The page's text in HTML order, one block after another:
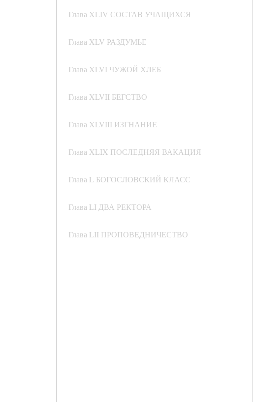
Глава XLIV СОСТАВ УЧАЩИХСЯ
Глава XLV РАЗДУМЬЕ
Глава XLVI ЧУЖОЙ ХЛЕБ
Глава XLVII БЕГСТВО
Глава XLVIII ИЗГНАНИЕ
Глава XLIX ПОСЛЕДНЯЯ ВАКАЦИЯ
Глава L БОГОСЛОВСКИЙ КЛАСС
Глава LI ДВА РЕКТОРА
Глава LII ПРОПОВЕДНИЧЕСТВО